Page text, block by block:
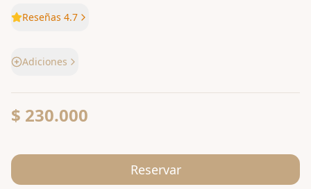
Reseñas 4.7
Adiciones
$ 230.000
Reservar